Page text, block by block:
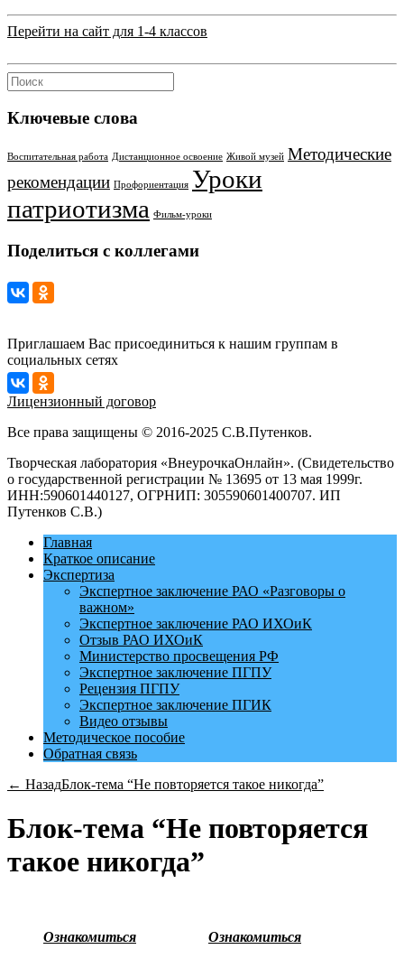
Перейти на сайт для 1-4 классов
Ключевые слова
Воспитательная работа Дистанционное освоение Живой музей Методические
рекомендации Профориентация Уроки
патриотизма Фильм-уроки
Поделиться с коллегами
Приглашаем Вас присоединиться к нашим группам в
социальных сетях
Лицензионный договор
Все права защищены © 2016-2025 С.В.Путенков.
Творческая лаборатория «ВнеурочкаОнлайн». (Свидетельство
о государственной регистрации № 13695 от 13 мая 1999г.
ИНН:590601440127, ОГРНИП: 305590601400707. ИП
Путенков С.В.)
Главная
Краткое описание
Экспертиза
Экспертное заключение РАО «Разговоры о
важном»
Экспертное заключение РАО ИХОиК
Отзыв РАО ИХОиК
Министерство просвещения РФ
Экспертное заключение ПГПУ
Рецензия ПГПУ
Экспертное заключение ПГИК
Видео отзывы
Методическое пособие
Обратная связь
← НазадБлок-тема “Не повторяется такое никогда”
Блок-тема “Не повторяется
такое никогда”
Ознакомиться Ознакомиться